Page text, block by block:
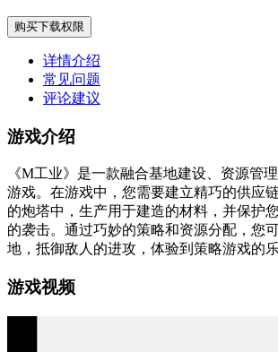
购买下载权限
详情介绍
常见问题
评论建议
游戏介绍
《M工业》是一款融合基地建设、资源管
游戏。在游戏中，您需要建立精巧的供应
的炮塔中，生产用于建造的材料，并保护
的袭击。通过巧妙的策略和资源分配，您
地，抵御敌人的进攻，体验到策略游戏的乐
游戏视频